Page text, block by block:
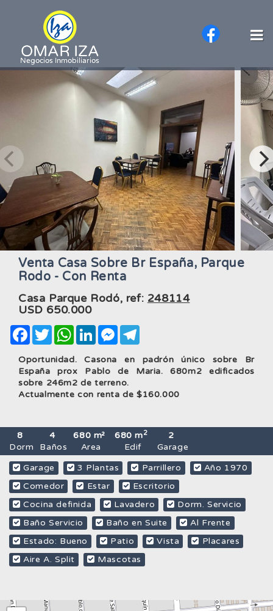
Venta Casa Sobre Br España, Parque
Rodo - Con Renta
Casa Parque Rodó, ref: 248114
USD 650.000
Facebook
TwitterWhatsApp
LinkedInMessenger
Oportunidad. Casona en padrón único sobre Br
España prox Pablo de Maria. 680m2 edificados
sobre 246m2 de terreno.
Actualmente con renta de $160.000
8
Dorm
4
Baños
680 m²
Area
680 m2
Edif
2
Garage
Garage
3 Plantas Parrillero
Año 1970
Comedor
Estar
Escritorio
Cocina definida
Lavadero
Dorm. Servicio
Baño Servicio
Baño en Suite
Al Frente
Estado: Bueno
Patio Vista
Placares
Aire A. Split
Mascotas